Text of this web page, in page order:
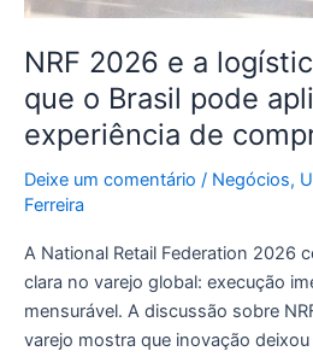
NRF 2026 e a
que o Brasil pode
experiência de
Deixe um comentário / Negócios,
Ferreira
A National Retail Federation 2026
clara no varejo global: execução
mensurável. A discussão sobre
varejo mostra que inovação
pode
aplicar
na
experiência
de
e